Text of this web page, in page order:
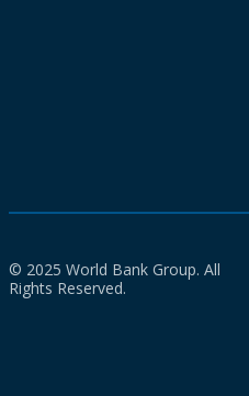
© 2025 World Bank Group. All
Rights Reserved.